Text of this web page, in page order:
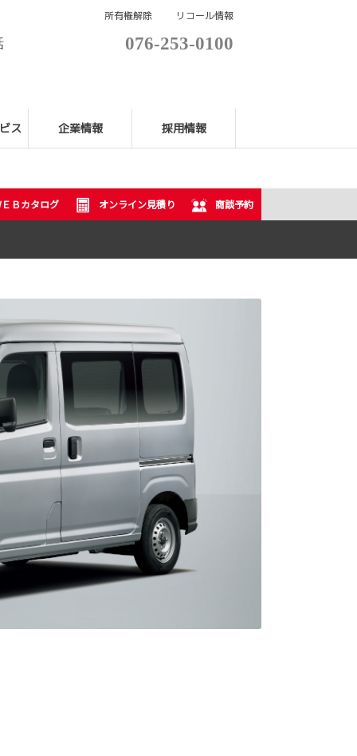
076-253-0100
ス 企業情報 採用情報
所有権解除 リコール情報
Ｂカタログ オンライン見積り 商談予約